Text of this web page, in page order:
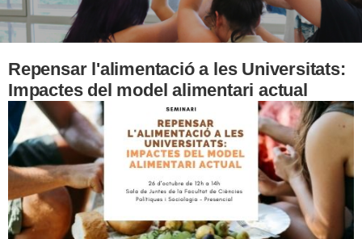
Repensar l'alimentació a les Universitats:
Impactes del model alimentari actual